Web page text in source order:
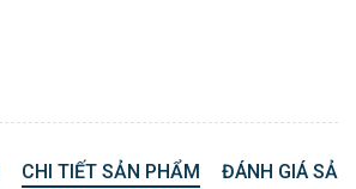
CHI TIẾT SẢN PHẨM ĐÁNH GIÁ